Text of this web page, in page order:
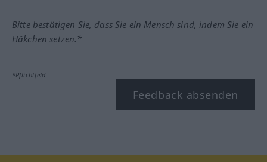
Bitte bestätigen Sie, dass Sie ein Mensch sind, indem Sie ein
Häkchen setzen.*
*Pflichtfeld
Feedback absenden